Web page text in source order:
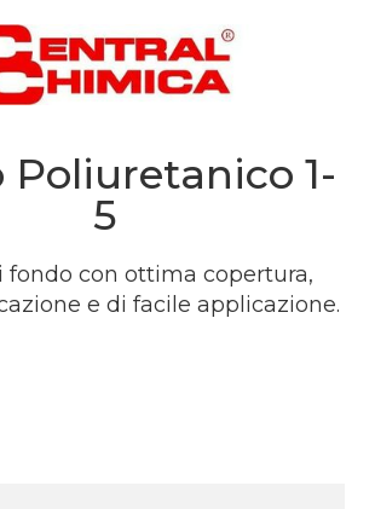
Poliuretanico 1-
5
fondo con ottima copertura,
e di facile applicazione.